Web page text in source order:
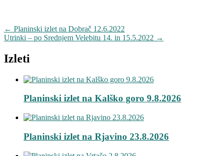
Navigacija
objav
← Planinski izlet na Dobrač 12.6.2022
Utrinki – po Srednjem Velebitu 14. in 15.5.2022 →
Izleti
Planinski izlet na Kalško goro 9.8.2026
Planinski izlet na Rjavino 23.8.2026